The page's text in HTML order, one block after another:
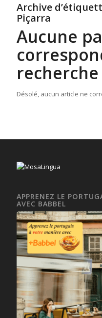
Archive
Piçarra
Aucune
recherche
Désolé, aucun article ne
APPRENEZ LE
AVEC BABBEL